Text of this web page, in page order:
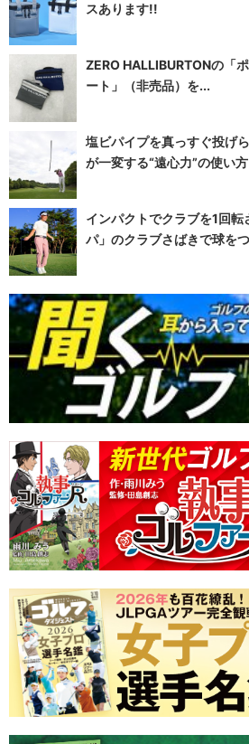
スあります!!
ZERO HALLIBURTONの「
ート」（非売品）を...
塩ビパイプを真っすぐ投げ
が一変する“遠心力”の使い
インパクトでクラブを1回
パ」のクラブさばきで球を